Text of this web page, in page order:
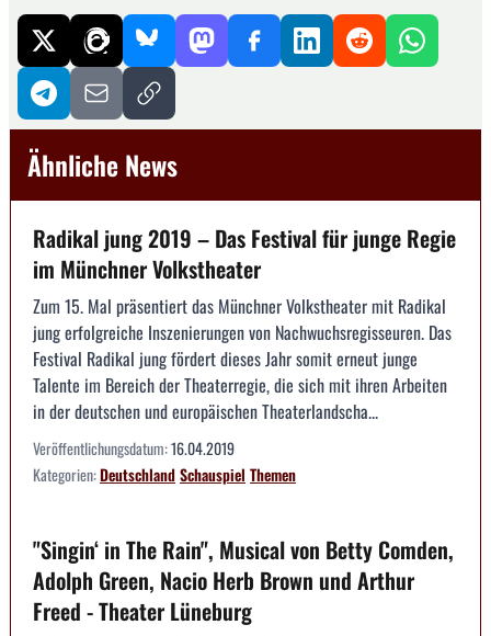
Ähnliche News
Radikal jung 2019 – Das Festival für junge Regie
im Münchner Volkstheater
Zum 15. Mal präsentiert das Münchner Volkstheater mit Radikal
jung erfolgreiche Inszenierungen von Nachwuchsregisseuren. Das
Festival Radikal jung fördert dieses Jahr somit erneut junge
Talente im Bereich der Theaterregie, die sich mit ihren Arbeiten
in der deutschen und europäischen Theaterlandscha...
Veröffentlichungsdatum:16.04.2019
Kategorien:DeutschlandSchauspiel Themen
"Singin‘ in The Rain", Musical von Betty Comden,
Adolph Green, Nacio Herb Brown und Arthur
Freed - Theater Lüneburg